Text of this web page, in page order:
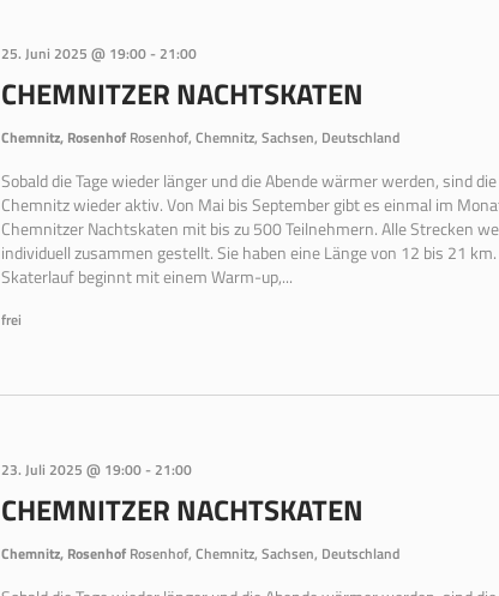
CHEMNITZER NACHTSKATEN
25. Juni 2025 @ 19:00-21:00
Chemnitz, Rosenhof Rosenhof, Chemnitz, Sachsen, Deutschland
Sobald die Tage wieder länger und die Abende wärmer werden, sind
Chemnitz wieder aktiv. Von Mai bis September gibt es einmal im
Chemnitzer Nachtskaten mit bis zu 500 Teilnehmern. Alle Strecken
individuell zusammen gestellt. Sie haben eine Länge von 12 bis 21 km.
Skaterlauf beginnt mit einem Warm-up,...
frei
CHEMNITZER NACHTSKATEN
23. Juli 2025 @ 19:00-21:00
Chemnitz, Rosenhof Rosenhof, Chemnitz, Sachsen, Deutschland